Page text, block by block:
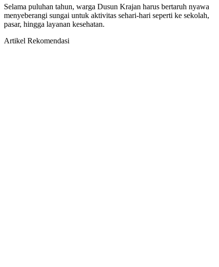
Selama puluhan tahun, warga Dusun Krajan harus bertaruh nyawa
menyeberangi sungai untuk aktivitas sehari-hari seperti ke sekolah,
pasar, hingga layanan kesehatan.
Artikel Rekomendasi